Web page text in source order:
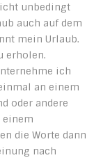
unbedingt
auch auf dem
mein Urlaub.
erholen.
ich
an einem
oder andere
einem
die Worte dann
nach